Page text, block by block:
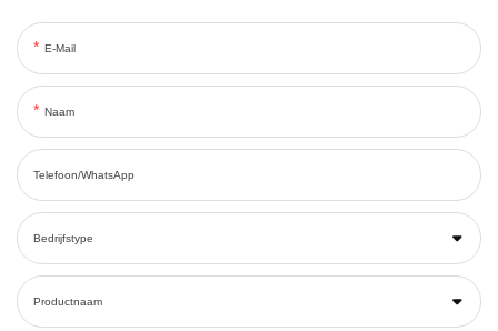
E-Mail
Naam
Telefoon/WhatsApp
Bedrijfstype
Productnaam